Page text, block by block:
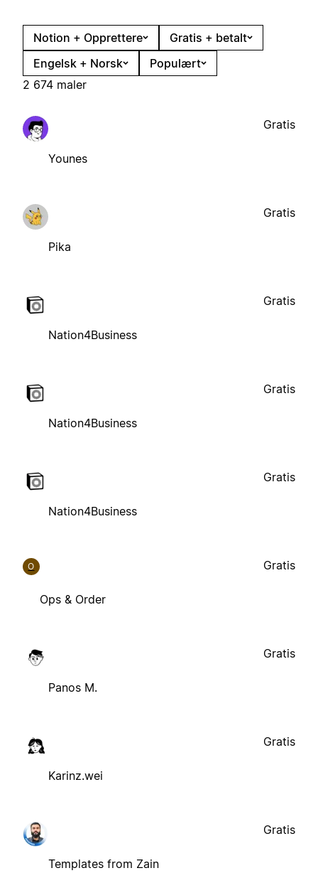
Notion + Opprettere
Gratis + betalt
Engelsk + Norsk
Populært
2 674 maler
Younes
Gratis
Pika
Gratis
Nation4Business
Gratis
Nation4Business
Gratis
Nation4Business
Gratis
O
Ops & Order
Gratis
Panos M.
Gratis
Karinz.wei
Gratis
Templates from Zain
Gratis